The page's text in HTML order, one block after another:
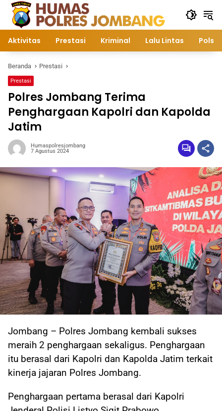
Langsung
konten
Aktivitas Prestasi Kriminal Lalu Lintas
Beranda Prestasi
Prestasi
Polres Jombang Terima
Penghargaan Kapolri dan Kapolda
Jatim
Humaspolresjombang
7 Agustus 2024
Jombang – Polres Jombang kembali sukses
meraih 2 penghargaan sekaligus. Penghargaan
itu berasal dari Kapolri dan Kapolda Jatim terkait
kinerja jajaran Polres Jombang.
Penghargaan pertama berasal dari Kapolri